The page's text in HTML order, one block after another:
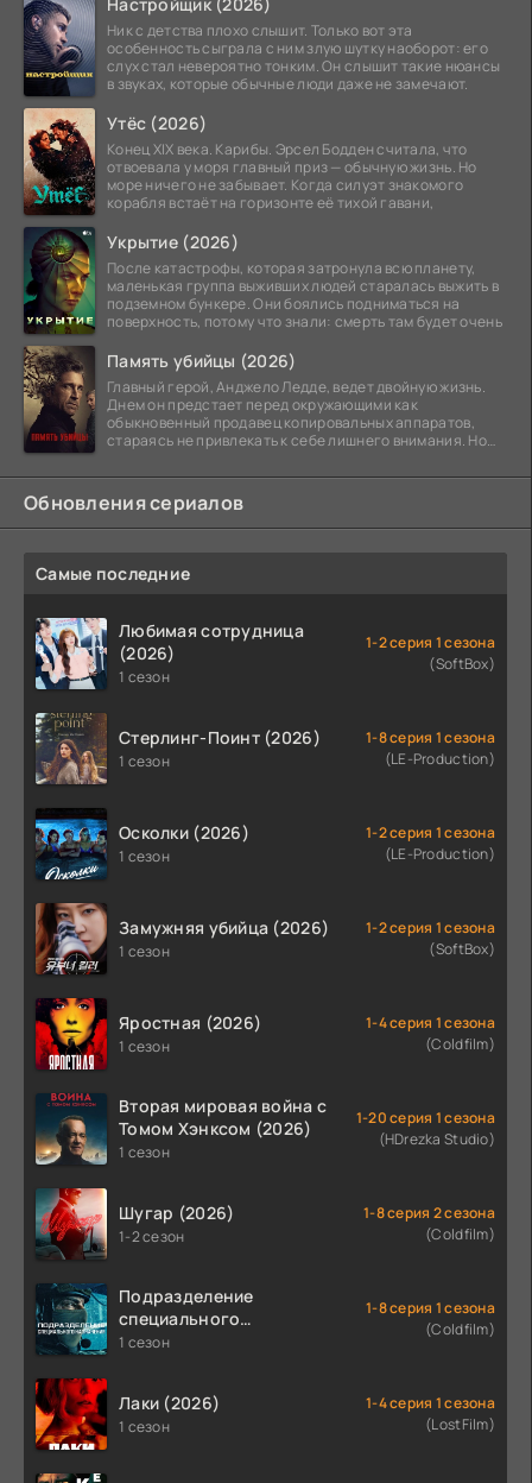
Ник с детства плохо слышит. Только вот эта
особенность сыграла с ним злую шутку наоборот: его
слух стал невероятно тонким. Он слышит такие нюансы
в звуках, которые обычные люди даже не замечают.
Утёс (2026)
Конец XIX века. Карибы. Эрсел Бодден считала, что
отвоевала у моря главный приз — обычную жизнь. Но
море ничего не забывает. Когда силуэт знакомого
корабля встаёт на горизонте её тихой гавани,
Укрытие (2026)
После катастрофы, которая затронула всю планету,
маленькая группа выживших людей старалась выжить в
подземном бункере. Они боялись подниматься на
поверхность, потому что знали: смерть там будет очень
Память убийцы (2026)
Главный герой, Анджело Ледде, ведет двойную жизнь.
Днем он предстает перед окружающими как
обыкновенный продавец копировальных аппаратов,
стараясь не привлекать к себе лишнего внимания. Но
Обновления сериалов
Самые последние
Любимая сотрудница
(2026)
1 сезон
1-2 серия 1 сезона
(SoftBox)
Стерлинг-Поинт (2026)
1 сезон
1-8 серия 1 сезона
(LE-Production)
Осколки (2026)
1 сезон
1-2 серия 1 сезона
(LE-Production)
Замужняя убийца (2026)
1 сезон
1-2 серия 1 сезона
(SoftBox)
Яростная (2026)
1 сезон
1-4 серия 1 сезона
(Coldfilm)
Вторая мировая война с
Томом Хэнксом (2026)
1 сезон
1-20 серия 1 сезона
(HDrezka Studio)
Шугар (2026)
1-2 сезон
1-8 серия 2 сезона
(Coldfilm)
Подразделение
специального
назначения (2026)
1 сезон
1-8 серия 1 сезона
(Coldfilm)
Лаки (2026)
1 сезон
1-4 серия 1 сезона
(LostFilm)